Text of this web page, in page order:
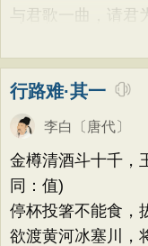
托物言志
诸葛亮
皮日休
黄庭坚
文天祥
与君歌一曲，请君
行路难·其一
李白 〔唐代〕
金樽清酒斗十千，
同：值)
停杯投箸不能食，
欲渡黄河冰塞川，